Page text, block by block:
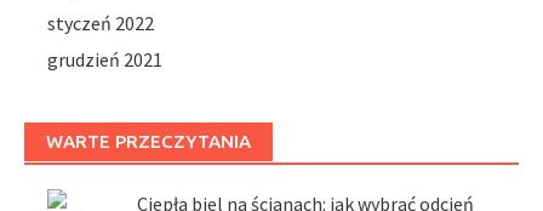
styczeń 2022
grudzień 2021
WARTE PRZECZYTANIA
Ciepła biel na ścianach: jak wybrać odcień